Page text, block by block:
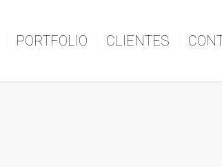
PORTFOLIO CLIENTES